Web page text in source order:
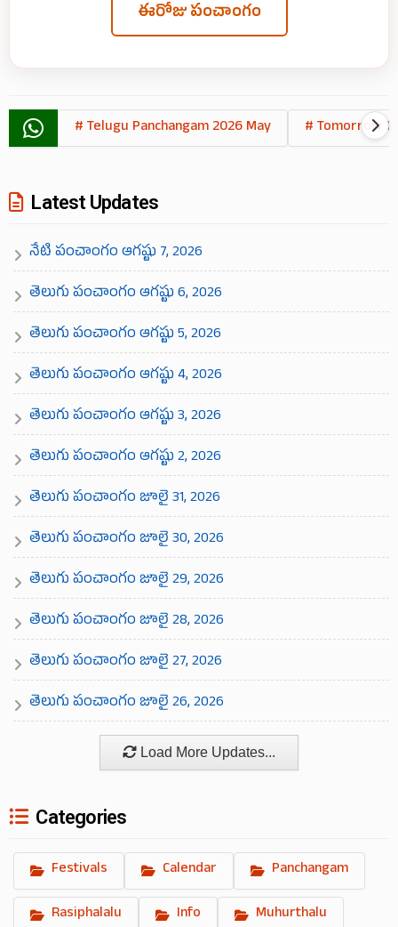
ఈరోజు పంచాంగం
# Telugu Panchangam 2026 May # Tomorrow
Latest Updates
నేటి పంచాంగం ఆగష్టు 7, 2026
తెలుగు పంచాంగం ఆగష్టు 6, 2026
తెలుగు పంచాంగం ఆగష్టు 5, 2026
తెలుగు పంచాంగం ఆగష్టు 4, 2026
తెలుగు పంచాంగం ఆగష్టు 3, 2026
తెలుగు పంచాంగం ఆగష్టు 2, 2026
తెలుగు పంచాంగం జూలై 31, 2026
తెలుగు పంచాంగం జూలై 30, 2026
తెలుగు పంచాంగం జూలై 29, 2026
తెలుగు పంచాంగం జూలై 28, 2026
తెలుగు పంచాంగం జూలై 27, 2026
తెలుగు పంచాంగం జూలై 26, 2026
Load More Updates...
Categories
Festivals Calendar Panchangam
Rasiphalalu Info Muhurthalu